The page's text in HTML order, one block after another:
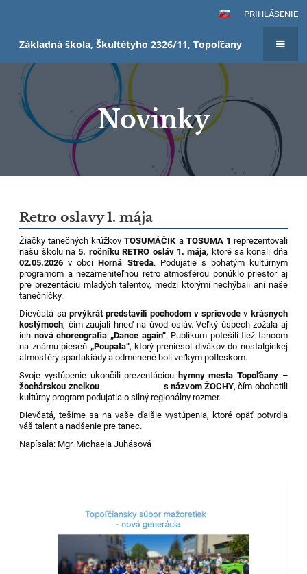
PRIHLÁSENIE
Základná škola, Škultétyho 2326/11, Topoľčany
Novinky
Retro oslavy 1. mája
Žiačky tanečných krúžkovTOSUMÁČIK a TOSUMA 1 reprezentovali
našu školu na5. ročníku RETRO osláv 1. mája, ktoré sa konali dňa
02.05.2026 v obciHorná Streda. Podujatie s bohatým kultúrnym
programom a nezameniteľnou retro atmosférou ponúklo priestor aj
pre prezentáciu mladých talentov, medzi ktorými nechýbali ani naše
tanečníčky.
Dievčatá sa prvýkrát predstavili pochodom v sprievode v krásnych
kostýmoch, čím zaujali hneď na úvod osláv. Veľký úspech zožala aj
ich nová choreografia „Dance again“. Publikum potešili tiež tancom
na známu pieseň „Poupata“, ktorý preniesol divákov do nostalgickej
atmosféry spartakiády a odmenené boli veľkým potleskom.
Svoje vystúpenie ukončili prezentáciou hymny mesta Topoľčany –
žochárskou znelkou s názvom ŽOCHY, čím obohatili
kultúrny program podujatia o silný regionálny rozmer.
Dievčatá, tešíme sa na vaše ďalšie vystúpenia, ktoré opäť potvrdia
váš talent a nadšenie pre tanec.
Napísala: Mgr. Michaela Juhásová